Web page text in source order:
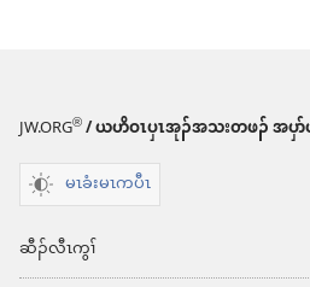
JW.ORG®/ ယဟိဝၤပှၤအုၣ်အသးတဖၣ် အပှာ်
မၤခံးမၤကပီၤ
ဆီၣ်လီၤကွၢ်